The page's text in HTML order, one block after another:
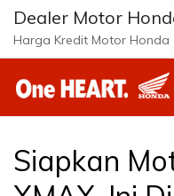
Langsung
konten
Dealer Motor
Harga Kredit Motor Honda
Siapkan